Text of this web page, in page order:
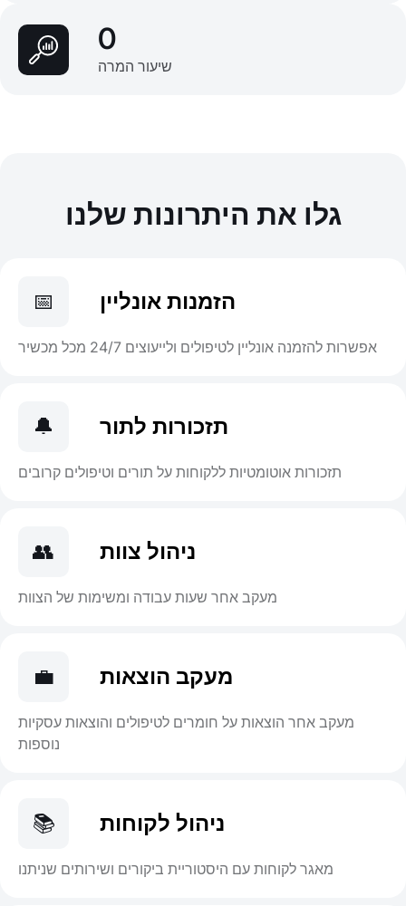
0
שיעור המרה
גלו את היתרונות שלנו
📅 הזמנות אונליין
אפשרות להזמנה אונליין לטיפולים ולייעוצים 24/7 מכל מכשיר
🔔 תזכורות לתור
תזכורות אוטומטיות ללקוחות על תורים וטיפולים קרובים
👥 ניהול צוות
מעקב אחר שעות עבודה ומשימות של הצוות
💼 מעקב הוצאות
מעקב אחר הוצאות על חומרים לטיפולים והוצאות עסקיות
נוספות
📚 ניהול לקוחות
מאגר לקוחות עם היסטוריית ביקורים ושירותים שניתנו